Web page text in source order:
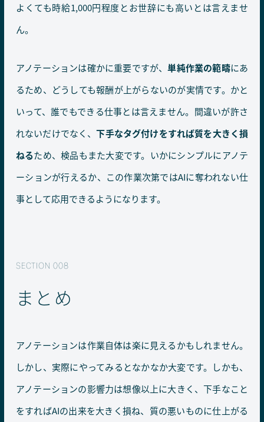
よくても時給1,000円程度とお世辞にも高いとは言えませ
ん。
アノテーションは確かに重要ですが、単純作業の範疇にあ
るため、どうしても報酬が上がらないのが実情です。かと
いって、誰でもできる仕事とは言えません。間違いが許さ
れないだけでなく、下手なタグ付けをすれば質を大きく損
ねるため、検品もまた大変です。いかにシンプルにアノテ
ーションが行えるか、この作業次第ではAIに奪われない仕
事として応用できるようになります。
まとめ
アノテーションは作業自体は楽に見えるかもしれません。
しかし、実際にやってみるとなかなか大変です。しかも、
アノテーションの影響力は想像以上に大きく、下手なこと
をすればAIの出来を大きく損ね、質の悪いものに仕上がる